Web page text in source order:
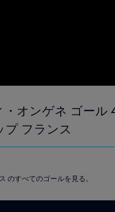
オンゲネ ゴール
プ フランス
のすべてのゴールを見る。